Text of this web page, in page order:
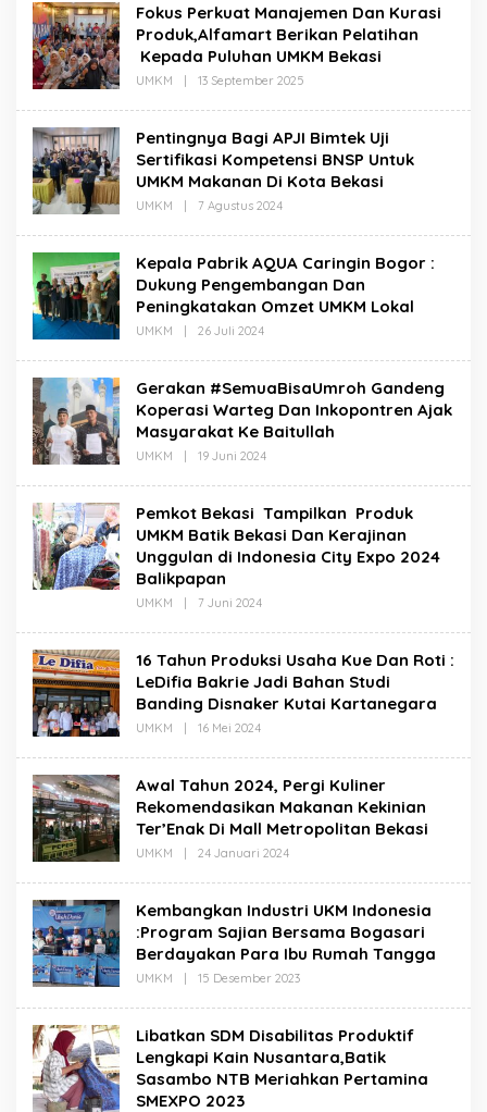
Fokus Perkuat Manajemen Dan Kurasi
Produk,Alfamart Berikan Pelatihan
Kepada Puluhan UMKM Bekasi
UMKM 13 September 2025
Pentingnya Bagi APJI Bimtek Uji
Sertifikasi Kompetensi BNSP Untuk
UMKM Makanan Di Kota Bekasi
UMKM 7 Agustus 2024Oleh
Kepala Pabrik AQUA Caringin Bogor :
Dukung Pengembangan Dan
Peningkatakan Omzet UMKM Lokal
UMKM 26 Juli 2024Oleh
Gerakan #SemuaBisaUmroh Gandeng
Koperasi Warteg Dan Inkopontren Ajak
Masyarakat Ke Baitullah
UMKM 19 Juni 2024Oleh
Pemkot Bekasi Tampilkan Produk
UMKM Batik Bekasi Dan Kerajinan
Unggulan di Indonesia City Expo 2024
Balikpapan
UMKM 7 Juni 2024Oleh
16 Tahun Produksi Usaha Kue Dan Roti :
LeDifia Bakrie Jadi Bahan Studi
Banding Disnaker Kutai Kartanegara
UMKM 16 Mei 2024Oleh
Awal Tahun 2024, Pergi Kuliner
Rekomendasikan Makanan Kekinian
Ter’Enak Di Mall Metropolitan Bekasi
UMKM 24 Januari 2024Oleh
Kembangkan Industri UKM Indonesia
:Program Sajian Bersama Bogasari
Berdayakan Para Ibu Rumah Tangga
UMKM 15 Desember 2023Oleh
Libatkan SDM Disabilitas Produktif
Lengkapi Kain Nusantara,Batik
Sasambo NTB Meriahkan Pertamina
SMEXPO 2023